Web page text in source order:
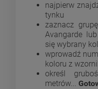
najpierw
tynku
zaznacz
Avangarde
się wybrany
wprowadź
koloru z
określ
metrów...